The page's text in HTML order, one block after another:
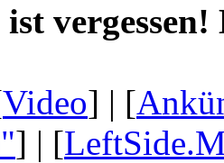
Video] | [
] | [